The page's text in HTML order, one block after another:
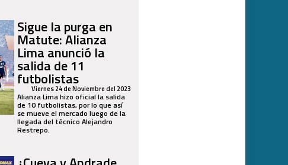
Sigue la purga en
Matute: Alianza
Lima anunció la
salida de 11
futbolistas
Viernes 24 de Noviembre del 2023
Alianza Lima hizo oficial la salida
de 10 futbolistas, por lo que así
se mueve el mercado luego de la
llegada del técnico Alejandro
Restrepo.